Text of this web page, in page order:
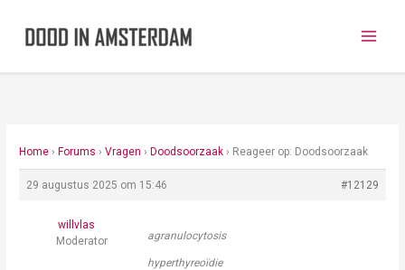
Home › Forums › Vragen › Doodsoorzaak › Reageer op: Doodsoorzaak
29 augustus 2025 om 15:46 #12129
willvlas
Moderator
agranulocytosis
hyperthyreoïdie